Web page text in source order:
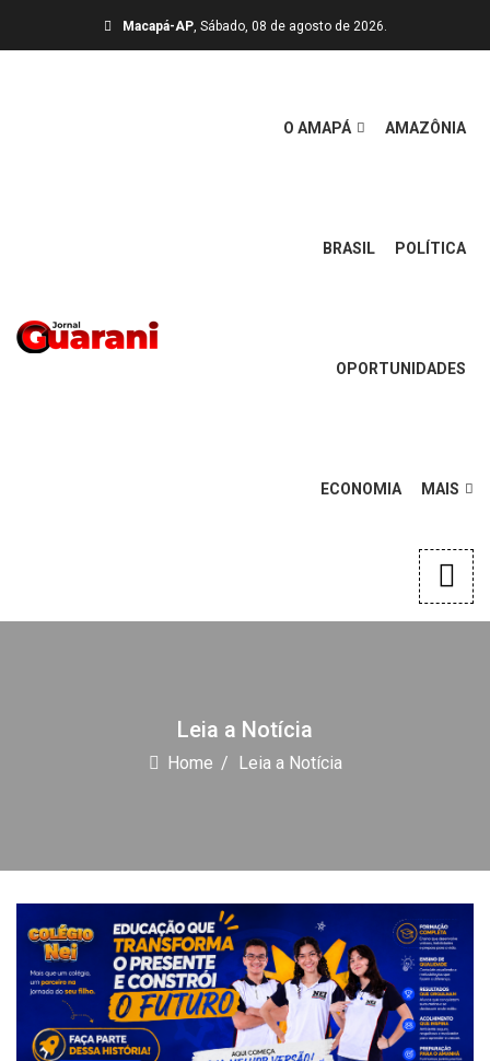
Macapá-AP, Sábado, 08 de agosto de 2026.
O AMAPÁ AMAZÔNIA
BRASIL POLÍTICA
OPORTUNIDADES
ECONOMIA MAIS
Leia a Notícia
Home Leia a Notícia